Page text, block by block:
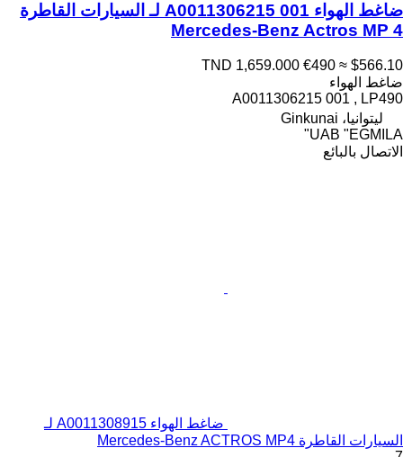
ضاغط الهواء A0011306215 001 لـ السيارات القاطرة
Mercedes-Benz Actros MP 4
TND 1,659.000 €490 ≈ $566.10
ضاغط الهواء
A0011306215 001 , LP490
ليتوانيا، Ginkunai
UAB "EGMILA"
الاتصال بالبائع
ضاغط الهواء A0011308915 لـ
السيارات القاطرة Mercedes-Benz ACTROS MP4